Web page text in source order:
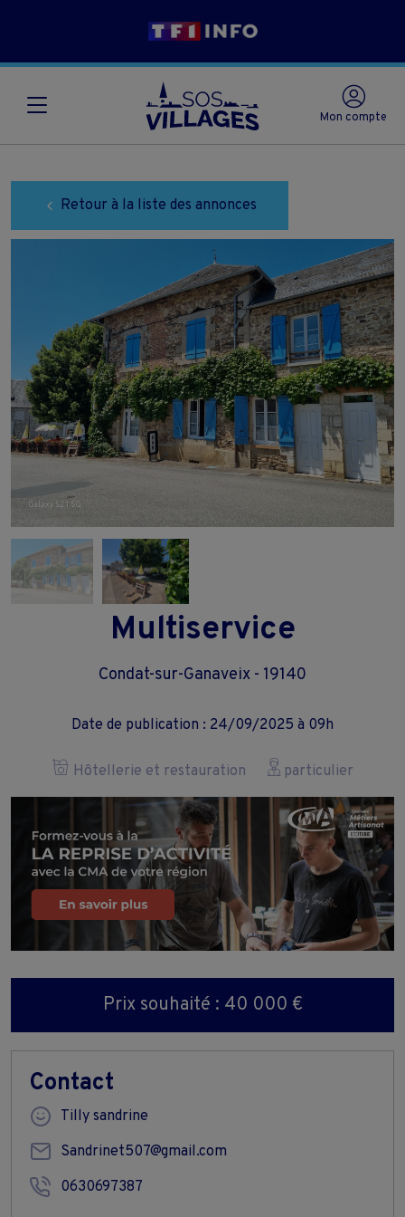
Mon compte
Retour à la liste des annonces
Multiservice
Condat-sur-Ganaveix - 19140
Date de publication : 24/09/2025 à 09h
Hôtellerie et restauration particulier
Prix souhaité : 40 000 €
Contact
Tilly sandrine
Sandrinet507@gmail.com
0630697387